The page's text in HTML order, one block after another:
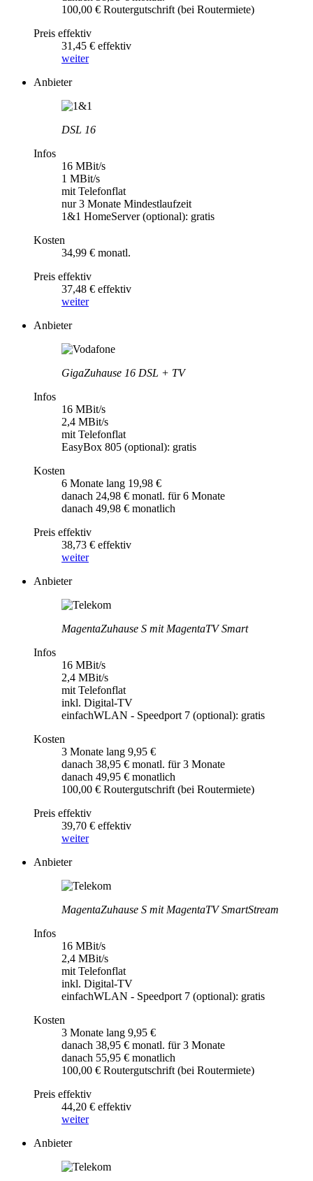
100,00 € Routergutschrift (bei Routermiete)
Preis effektiv
31,45 € effektiv
weiter
Anbieter
DSL 16
Infos
16 MBit/s
1 MBit/s
mit Telefonflat
nur 3 Monate Mindestlaufzeit
1&1 HomeServer (optional): gratis
Kosten
34,99 € monatl.
Preis effektiv
37,48 € effektiv
weiter
Anbieter
GigaZuhause 16 DSL + TV
Infos
16 MBit/s
2,4 MBit/s
mit Telefonflat
EasyBox 805 (optional): gratis
Kosten
6 Monate lang 19,98 €
danach 24,98 € monatl. für 6 Monate
danach 49,98 € monatlich
Preis effektiv
38,73 € effektiv
weiter
Anbieter
MagentaZuhause S mit MagentaTV Smart
Infos
16 MBit/s
2,4 MBit/s
mit Telefonflat
inkl. Digital-TV
einfachWLAN - Speedport 7 (optional): gratis
Kosten
3 Monate lang 9,95 €
danach 38,95 € monatl. für 3 Monate
danach 49,95 € monatlich
100,00 € Routergutschrift (bei Routermiete)
Preis effektiv
39,70 € effektiv
weiter
Anbieter
MagentaZuhause S mit MagentaTV SmartStream
Infos
16 MBit/s
2,4 MBit/s
mit Telefonflat
inkl. Digital-TV
einfachWLAN - Speedport 7 (optional): gratis
Kosten
3 Monate lang 9,95 €
danach 38,95 € monatl. für 3 Monate
danach 55,95 € monatlich
100,00 € Routergutschrift (bei Routermiete)
Preis effektiv
44,20 € effektiv
weiter
Anbieter